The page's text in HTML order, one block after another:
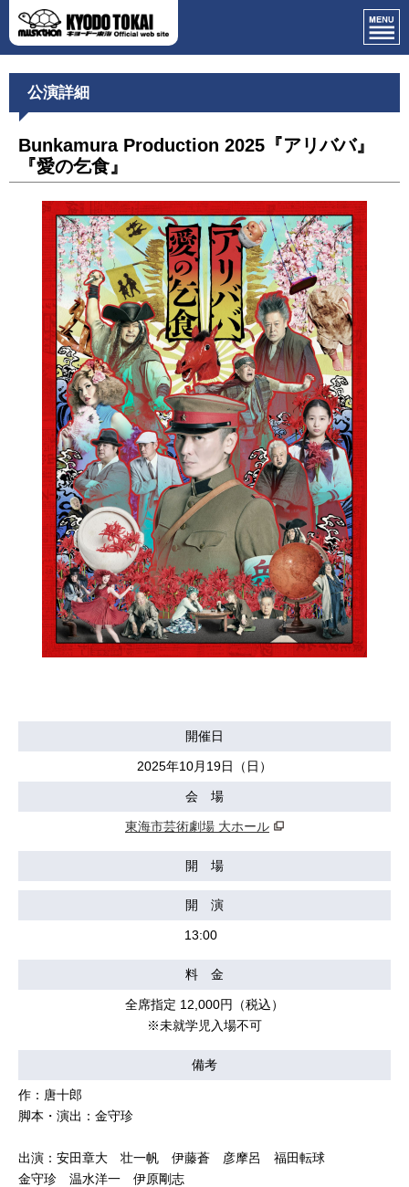
公演詳細
Bunkamura Production 2025『アリババ』
『愛の乞食』
開催日
2025年10月19日（日）
会 場
東海市芸術劇場 大ホール
開 場
開 演
13:00
料 金
全席指定 12,000円（税込）
※未就学児入場不可
備考
作：唐十郎
脚本・演出：金守珍
出演：安田章大 壮一帆 伊藤蒼 彦摩呂 福田転球
金守珍 温水洋一 伊原剛志